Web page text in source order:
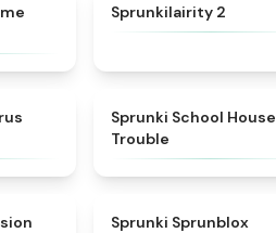
Sprunkilairity 2
Sprunki School House
Trouble
Sprunki Sprunblox